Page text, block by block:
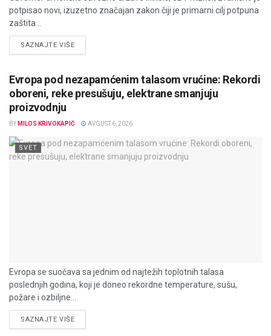
potpisao novi, izuzetno značajan zakon čiji je primarni cilj potpuna
zaštita...
SAZNAJTE VIŠEDETAILS
Evropa pod nezapamćenim talasom vrućine: Rekordi
oboreni, reke presušuju, elektrane smanjuju
proizvodnju
BY MILOS KRIVOKAPIĆ AVGUST 6, 2026
SVET
Evropa se suočava sa jednim od najtežih toplotnih talasa
poslednjih godina, koji je doneo rekordne temperature, sušu,
požare i ozbiljne...
SAZNAJTE VIŠEDETAILS